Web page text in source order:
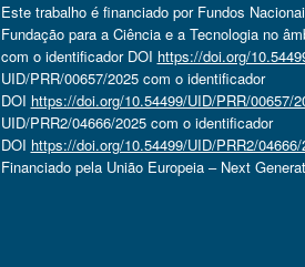
Este trabalho é financiado por Fundos
Fundação para a Ciência e a Tecnologia no
com o identificador DOI https://doi.org/
UID/PRR/00657/2025 com o identificador
DOI https://doi.org/10.54499/UID/PRR/00657/
UID/PRR2/04666/2025 com o identificador
DOI https://doi.org/10.54499/UID/PRR2/04666/
Financiado pela União Europeia – Next